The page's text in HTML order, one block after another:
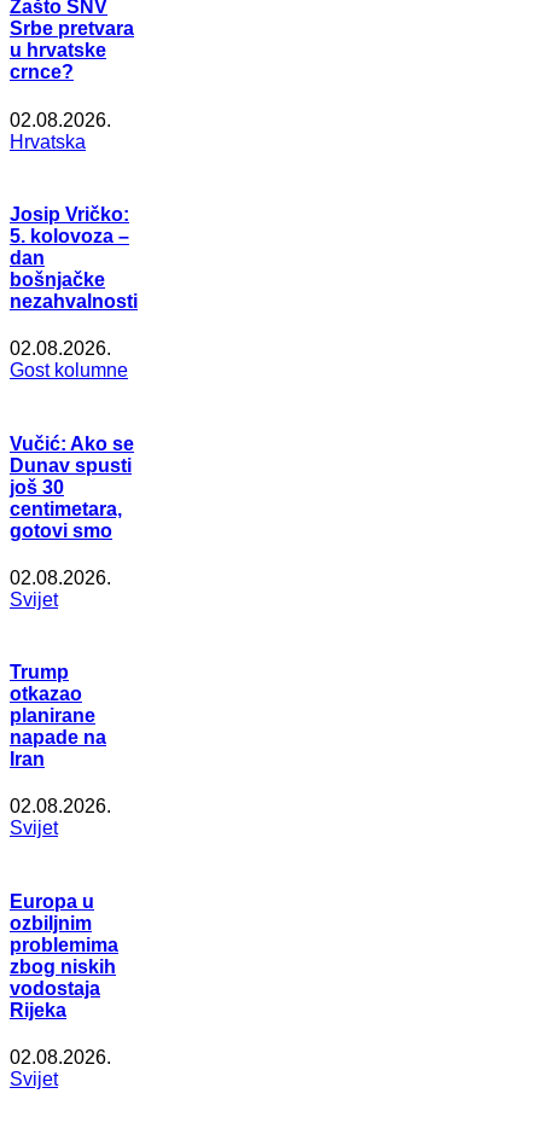
Zašto SNV
Srbe pretvara
u hrvatske
crnce?
02.08.2026.
Hrvatska
Josip Vričko:
5. kolovoza –
dan
bošnjačke
nezahvalnosti
02.08.2026.
Gost kolumne
Vučić: Ako se
Dunav spusti
još 30
centimetara,
gotovi smo
02.08.2026.
Svijet
Trump
otkazao
planirane
napade na
Iran
02.08.2026.
Svijet
Europa u
ozbiljnim
problemima
zbog niskih
vodostaja
Rijeka
02.08.2026.
Svijet